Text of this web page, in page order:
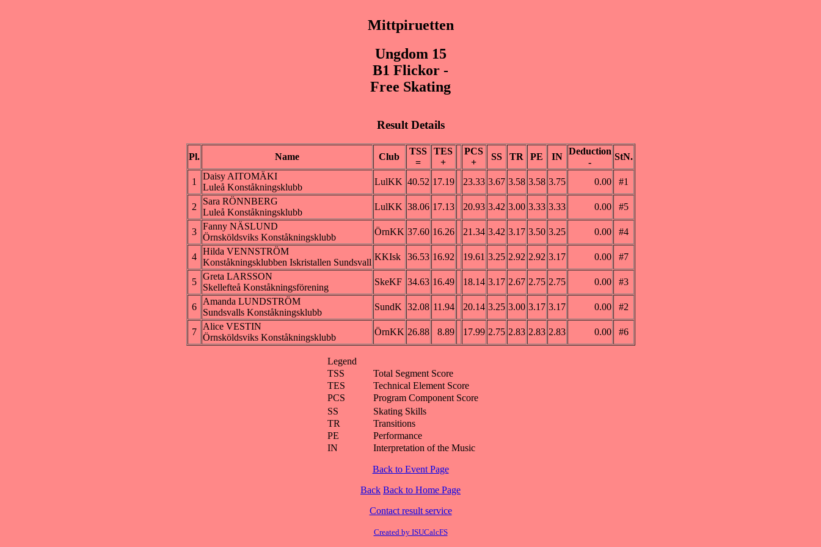
Mittpiruetten
Ungdom 15
B1 Flickor -
Free Skating
Result Details
Pl. Name Club
TSS
=
TES
+
PCS
+
SS TR PE IN
Deduction
-
StN.
1
Daisy AITOMÄKI
Luleå Konståkningsklubb
LulKK 40.52 17.19 23.33 3.67 3.58 3.58 3.75 0.00 #1
2
Sara RÖNNBERG
Luleå Konståkningsklubb
LulKK 38.06 17.13 20.93 3.42 3.00 3.33 3.33 0.00 #5
3
Fanny NÄSLUND
Örnsköldsviks Konståkningsklubb
ÖrnKK 37.60 16.26 21.34 3.42 3.17 3.50 3.25 0.00 #4
4
Hilda VENNSTRÖM
Konståkningsklubben Iskristallen Sundsvall
KKIsk 36.53 16.92 19.61 3.25 2.92 2.92 3.17 0.00 #7
5
Greta LARSSON
Skellefteå Konståkningsförening
SkeKF 34.63 16.49 18.14 3.17 2.67 2.75 2.75 0.00 #3
6
Amanda LUNDSTRÖM
Sundsvalls Konståkningsklubb
SundK 32.08 11.94 20.14 3.25 3.00 3.17 3.17 0.00 #2
7
Alice VESTIN
Örnsköldsviks Konståkningsklubb
ÖrnKK 26.88 8.89 17.99 2.75 2.83 2.83 2.83 0.00 #6
Legend
TSS
Total Segment Score
TES
Technical Element Score
PCS
Program Component Score
SS
Skating Skills
TR
Transitions
PE
Performance
IN
Interpretation of the Music
Back to Event Page
Back Back to Home Page
Contact result service
Created by ISUCalcFS